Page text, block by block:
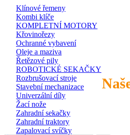
Klínové řemeny
Kombi klíče
KOMPLETNÍ MOTORY
Křovinořezy
Ochranné vybavení
Oleje a maziva
Řetězové pily
ROBOTICKÉ SEKAČKY
Rozbrušovací stroje
Stavební mechanizace
Univerzální díly
Žací nože
Zahradní sekačky
Zahradní traktory
Zapalovací svíčky